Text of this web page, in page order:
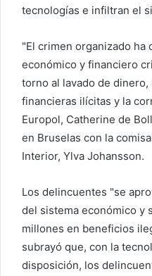
tecnologías e infiltran el
"El crimen organizado ha
económico y financiero
torno al lavado de
financieras ilícitas y la
Europol, Catherine de
en Bruselas con la
Interior, Ylva Johansson.
Los delincuentes "se
del sistema económico y
millones en beneficios
subrayó que, con la
disposición, los